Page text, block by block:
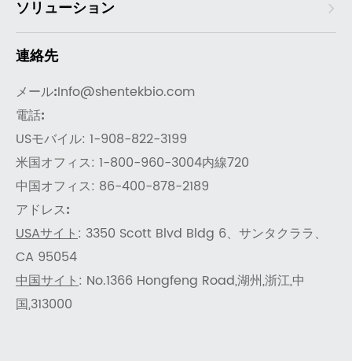
ソリューション
連絡先
メール:Info@shentekbio.com
電話:
USモバイル: 1-908-822-3199
米国オフィス: 1-800-960-3004内線720
中国オフィス: 86-400-878-2189
アドレス:
USAサイト: 3350 Scott Blvd Bldg 6、サンタクララ、
CA 95054
中国サイト: No.1366 Hongfeng Road,湖州,浙江,中
国,313000